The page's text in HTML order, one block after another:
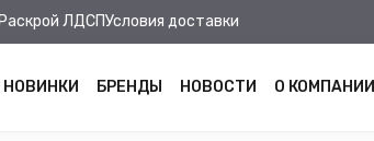
Раскрой ЛДСПУсловия доставки
БРЕНДЫ НОВОСТИ О КОМПАНИИ